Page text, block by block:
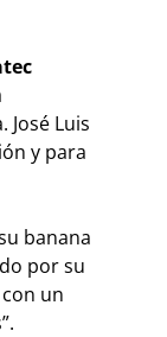
Luis
y para
banana
por su
un